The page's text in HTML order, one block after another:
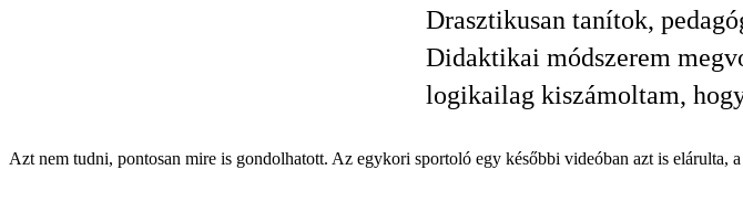
Drasztikusan tanítok,
Didaktikai módszerem
logikailag kiszámoltam,
Azt nem tudni, pontosan mire is gondolhatott. Az egykori sportoló egy későbbi videóban azt is elárulta,